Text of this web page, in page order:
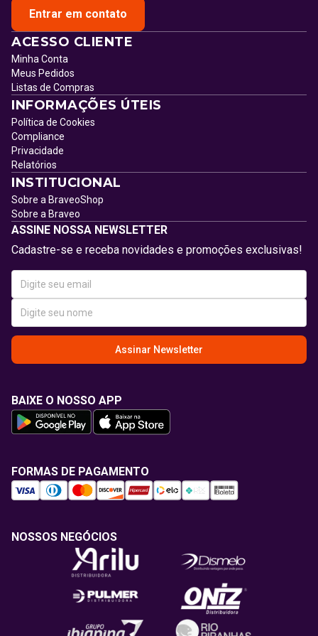
Entrar em contato
ACESSO CLIENTE
Minha Conta
Meus Pedidos
Listas de Compras
INFORMAÇÕES ÚTEIS
Política de Cookies
Compliance
Privacidade
Relatórios
INSTITUCIONAL
Sobre a BraveoShop
Sobre a Braveo
ASSINE NOSSA NEWSLETTER
Cadastre-se e receba novidades e promoções exclusivas!
Assinar Newsletter
BAIXE O NOSSO APP
FORMAS DE PAGAMENTO
NOSSOS NEGÓCIOS